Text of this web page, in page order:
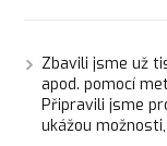
Zbavili jsme už
apod. pomocí
Připravili jsme
ukážou